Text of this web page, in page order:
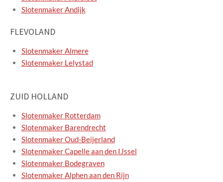
Slotenmaker Andijk
FLEVOLAND
Slotenmaker Almere
Slotenmaker Lelystad
ZUID HOLLAND
Slotenmaker Rotterdam
Slotenmaker Barendrecht
Slotenmaker Oud-Beijerland
Slotenmaker Capelle aan den IJssel
Slotenmaker Bodegraven
Slotenmaker Alphen aan den Rijn